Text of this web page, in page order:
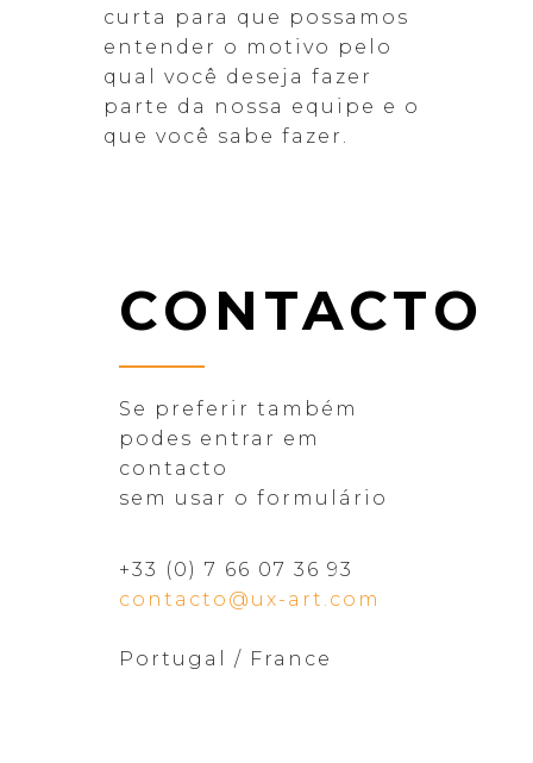
curta para que possamos
entender o motivo pelo
qual você deseja fazer
parte da nossa equipe e o
que você sabe fazer.
CONTACTO
Se preferir também
podes entrar em
contacto
sem usar o formulário
+33 (0) 7 66 07 36 93
contacto@ux-art.com
Portugal / France